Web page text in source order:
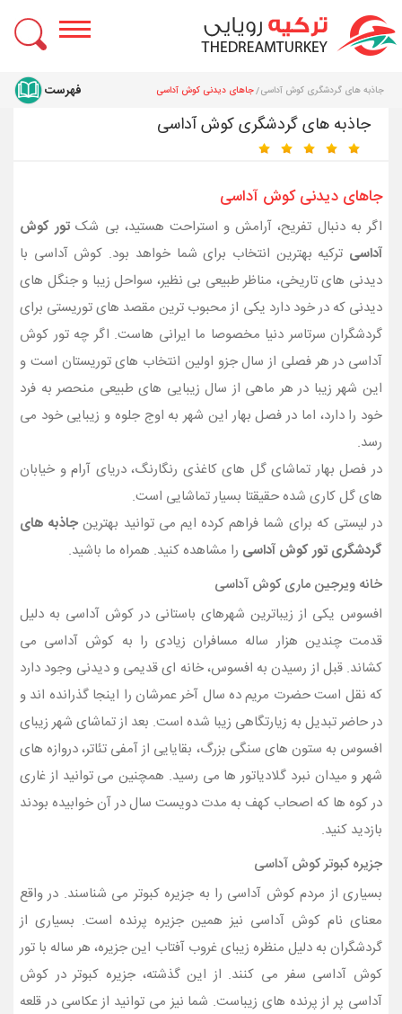
جاذبه های گردشگری کوش آداسی جاهای دیدنی کوش آداسی
جاذبه های گردشگری کوش آداسی
جاهای دیدنی کوش آداسی
اگر به دنبال تفریح، آرامش و استراحت هستید، بی شکتور کوش
آداسی ترکیه بهترین انتخاب برای شما خواهد بود. کوش آداسی با
دیدنی های تاریخی، مناظر طبیعی بی نظیر، سواحل زیبا و جنگل های
دیدنی که در خود دارد یکی از محبوب ترین مقصد های توریستی برای
گردشگران سرتاسر دنیا مخصوصا ما ایرانی هاست. اگر چه تور کوش
آداسی در هر فصلی از سال جزو اولین انتخاب های توریستان است و
این شهر زیبا در هر ماهی از سال زیبایی های طبیعی منحصر به فرد
خود را دارد، اما در فصل بهار این شهر به اوج جلوه و زیبایی خود می
رسد.
در فصل بهار تماشای گل‌ های کاغذی رنگارنگ، دریای آرام و خیابان‌
های گل کاری‌ شده حقیقتا بسیار تماشایی است.
در لیستی که برای شما فراهم کرده ایم می توانید بهترین جاذبه های
گردشگری تور کوش آداسی را مشاهده کنید. همراه ما باشید.
خانه ویرجین ماری کوش آداسی
افسوس یکی از زیباترین شهرهای باستانی در کوش آداسی به دلیل
قدمت چندین‌ هزار ساله مسافران زیادی را به کوش‌ آداسی می‌
کشاند. قبل از رسیدن به افسوس، خانه‌ ای قدیمی و دیدنی وجود دارد
که نقل است حضرت مریم ده سال آخر عمرشان را اینجا گذرانده‌ اند و
در حاضر تبدیل به زیارتگاهی زیبا شده است. بعد از تماشای شهر زیبای
افسوس به ستون‌ های سنگی بزرگ، بقایایی از آمفی‌ تئاتر، دروازه‌ های
شهر و میدان نبرد گلادیاتور ها می رسید. همچنین می توانید از غاری
در کوه ها که اصحاب‌ کهف به مدت دویست سال در آن خوابیده بودند
بازدید کنید.
جزیره کبوتر کوش آداسی
بسیاری از مردم کوش آداسی را به جزیره کبوتر می شناسند. در واقع
معنای نام کوش آداسی نیز همین جزیره پرنده است. بسیاری از
گردشگران به دلیل منظره زیبای غروب آفتاب این جزیره، هر ساله با تور
کوش آداسی سفر می کنند. از این گذشته، جزیره کبوتر در کوش
آداسی پر از پرنده های زیباست. شما نیز می توانید از عکاسی در قلعه